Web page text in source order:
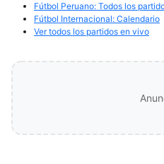
Fútbol Peruano: Todos los
Fútbol Internacional: Calendario
Ver todos los partidos en vivo